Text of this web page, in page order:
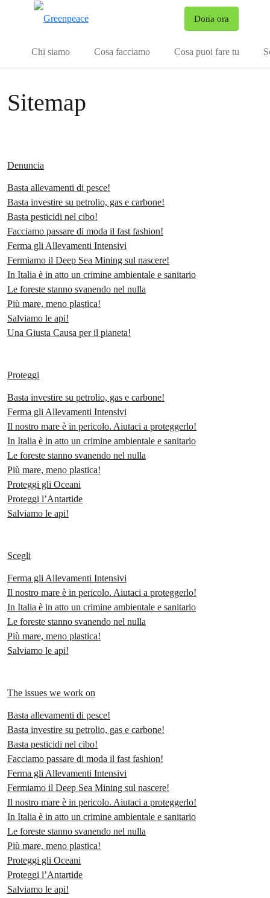
Dona ora
Chi siamo Cosa facciamo Cosa puoi fare tu
Sitemap
Denuncia
Basta allevamenti di pesce!
Basta investire su petrolio, gas e carbone!
Basta pesticidi nel cibo!
Facciamo passare di moda il fast fashion!
Ferma gli Allevamenti Intensivi
Fermiamo il Deep Sea Mining sul nascere!
In Italia è in atto un crimine ambientale e sanitario
Le foreste stanno svanendo nel nulla
Più mare, meno plastica!
Salviamo le api!
Una Giusta Causa per il pianeta!
Proteggi
Basta investire su petrolio, gas e carbone!
Ferma gli Allevamenti Intensivi
Il nostro mare è in pericolo. Aiutaci a proteggerlo!
In Italia è in atto un crimine ambientale e sanitario
Le foreste stanno svanendo nel nulla
Più mare, meno plastica!
Proteggi gli Oceani
Proteggi l’Antartide
Salviamo le api!
Scegli
Ferma gli Allevamenti Intensivi
Il nostro mare è in pericolo. Aiutaci a proteggerlo!
In Italia è in atto un crimine ambientale e sanitario
Le foreste stanno svanendo nel nulla
Più mare, meno plastica!
Salviamo le api!
The issues we work on
Basta allevamenti di pesce!
Basta investire su petrolio, gas e carbone!
Basta pesticidi nel cibo!
Facciamo passare di moda il fast fashion!
Ferma gli Allevamenti Intensivi
Fermiamo il Deep Sea Mining sul nascere!
Il nostro mare è in pericolo. Aiutaci a proteggerlo!
In Italia è in atto un crimine ambientale e sanitario
Le foreste stanno svanendo nel nulla
Più mare, meno plastica!
Proteggi gli Oceani
Proteggi l’Antartide
Salviamo le api!